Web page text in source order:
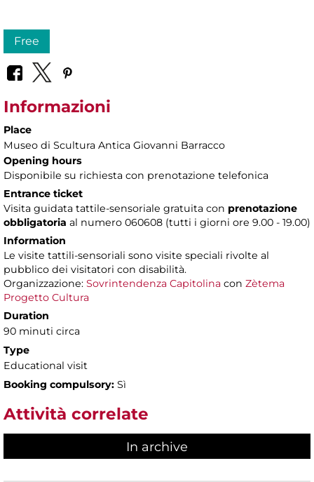
Free
Informazioni
Place
Museo di Scultura Antica Giovanni Barracco
Opening hours
Disponibile su richiesta con prenotazione telefonica
Entrance ticket
Visita guidata tattile-sensoriale gratuita con prenotazione
obbligatoria al numero 060608 (tutti i giorni ore 9.00 - 19.00)
Information
Le visite tattili-sensoriali sono visite speciali rivolte al
pubblico dei visitatori con disabilità.
Organizzazione: Sovrintendenza Capitolina con Zètema
Progetto Cultura
Duration
90 minuti circa
Type
Educational visit
Booking compulsory: Sì
Attività correlate
In archive